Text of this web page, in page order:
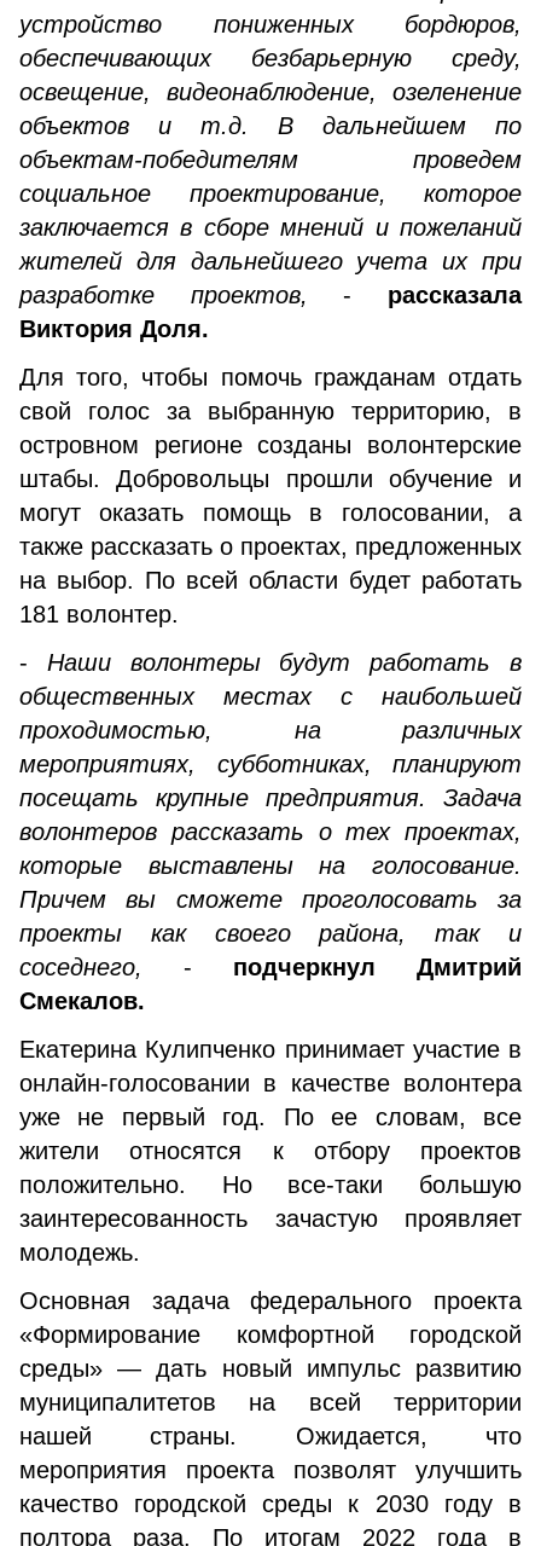
устройство пониженных бордюров,
обеспечивающих безбарьерную среду,
освещение, видеонаблюдение, озеленение
объектов и т.д. В дальнейшем по
объектам-победителям проведем
социальное проектирование, которое
заключается в сборе мнений и пожеланий
жителей для дальнейшего учета их при
разработке проектов, - рассказала
Виктория Доля.
Для того, чтобы помочь гражданам отдать
свой голос за выбранную территорию, в
островном регионе созданы волонтерские
штабы. Добровольцы прошли обучение и
могут оказать помощь в голосовании, а
также рассказать о проектах, предложенных
на выбор. По всей области будет работать
181 волонтер.
- Наши волонтеры будут работать в
общественных местах с наибольшей
проходимостью, на различных
мероприятиях, субботниках, планируют
посещать крупные предприятия. Задача
волонтеров рассказать о тех проектах,
которые выставлены на голосование.
Причем вы сможете проголосовать за
проекты как своего района, так и
соседнего, - подчеркнул Дмитрий
Смекалов.
Екатерина Кулипченко принимает участие в
онлайн-голосовании в качестве волонтера
уже не первый год. По ее словам, все
жители относятся к отбору проектов
положительно. Но все-таки большую
заинтересованность зачастую проявляет
молодежь.
Основная задача федерального проекта
«Формирование комфортной городской
среды» — дать новый импульс развитию
муниципалитетов на всей территории
нашей страны. Ожидается, что
мероприятия проекта позволят улучшить
качество городской среды к 2030 году в
полтора раза. По итогам 2022 года в